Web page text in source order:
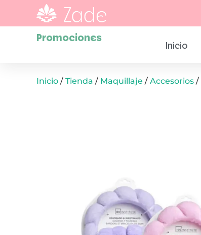
Promociones
Inicio
Inicio / Tienda / Maquillaje / Accesorios /